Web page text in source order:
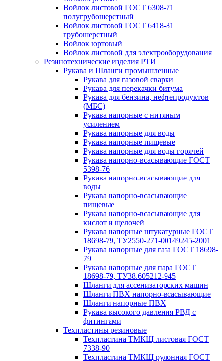
Войлок листовой ГОСТ 6308-71
полугрубошерстный
Войлок листовой ГОСТ 6418-81
грубошерстный
Войлок юртовый
Войлок листовой для электрооборудования
Резинотехнические изделия РТИ
Рукава и Шланги промышленные
Рукава для газовой сварки
Рукава для перекачки битума
Рукава для бензина, нефтепродуктов
(МБС)
Рукава напорные с нитяным
усилением
Рукава напорные для воды
Рукава напорные пищевые
Рукава напорные для воды горячей
Рукава напорно-всасывающие ГОСТ
5398-76
Рукава напорно-всасывающие для
воды
Рукава напорно-всасывающие
пищевые
Рукава напорно-всасывающие для
кислот и щелочей
Рукава напорные штукатурные ГОСТ
18698-79, ТУ2550-271-00149245-2001
Рукава напорные для газа ГОСТ 18698-
79
Рукава напорные для пара ГОСТ
18698-79, ТУ38.605212-945
Шланги для ассенизаторских машин
Шланги ПВХ напорно-всасывающие
Шланги напорные ПВХ
Рукава высокого давления РВД с
фитингами
Техпластины резиновые
Техпластина ТМКЩ листовая ГОСТ
7338-90
Техпластина ТМКЩ рулонная ГОСТ